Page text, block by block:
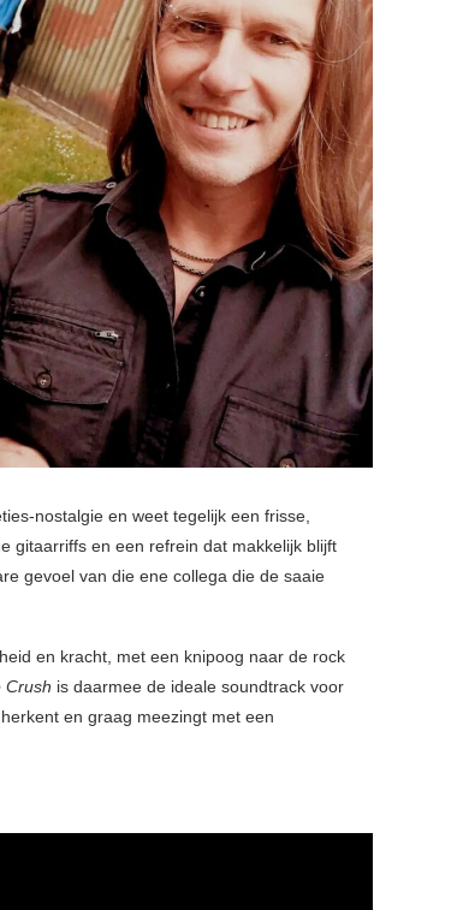
nostalgie en weet tegelijk een frisse,
gitaarriffs en een refrein dat makkelijk blijft
gevoel van die ene collega die de saaie
en kracht, met een knipoog naar de rock
Crush is daarmee de ideale soundtrack voor
en graag meezingt met een